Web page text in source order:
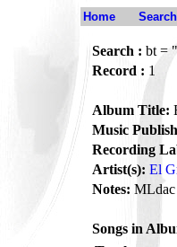
Home Search
Search : bt =
Record : 1
Album Title:
Music
Recording
Artist(s): El
Notes: MLdac
Songs in